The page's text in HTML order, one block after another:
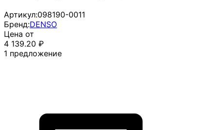
Артикул:098190-0011
Бренд:DENSO
Цена от
4 139.20 ₽
1 предложение